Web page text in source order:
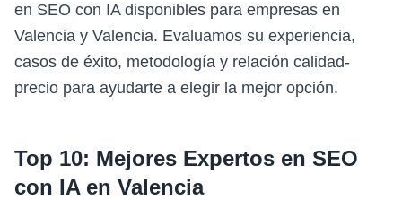
en SEO con IA disponibles para empresas en
Valencia y Valencia. Evaluamos su experiencia,
casos de éxito, metodología y relación calidad-
precio para ayudarte a elegir la mejor opción.
Top 10: Mejores Expertos en SEO
con IAen Valencia